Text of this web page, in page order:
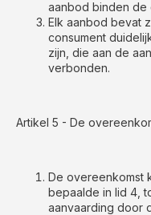
aanbod binden de
Elk aanbod bevat
consument
zijn, die aan de
verbonden.
Artikel 5 - De
De overeenkomst
bepaalde in lid 4,
aanvaarding door